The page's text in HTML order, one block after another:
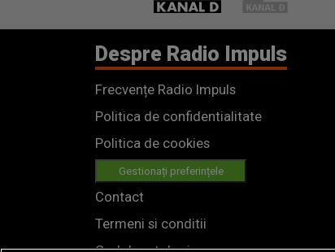
Despre Radio Impuls
Frecvențe Radio Impuls
Politica de confidentialitate
Politica de cookies
Gestionați preferințele
Contact
Termeni si conditii